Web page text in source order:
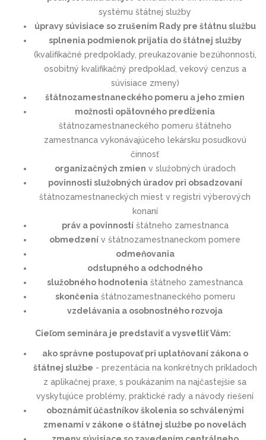
systému štátnej služby
úpravy súvisiace so zrušením Rady pre štátnu službu
splnenia podmienok prijatia do štátnej služby
(kvalifikačné predpoklady, preukazovanie bezúhonnosti,
osobitný kvalifikačný predpoklad, vekový cenzus a
súvisiace zmeny)
štátnozamestnaneckého pomeru a jeho zmien
možnosti opätovného predĺženia
štátnozamestnaneckého pomeru štátneho
zamestnanca vykonávajúceho lekársku posudkovú
činnosť
organizačných zmien v služobných úradoch
povinnosti služobných úradov pri obsadzovaní
štátnozamestnaneckých miest v registri výberových
konaní
práv a povinnostíštátneho zamestnanca
obmedzení v štátnozamestnaneckom pomere
odmeňovania
odstupného a odchodného
služobného hodnotenia štátneho zamestnanca
skončeniaštátnozamestnaneckého pomeru
vzdelávania a osobnostného rozvoja
Cieľom seminára je predstaviť a vysvetliť Vám:
ako správne postupovať pri uplatňovaní zákona o
štátnej službe - prezentácia na konkrétnych príkladoch
z aplikačnej praxe, s poukázaním na najčastejšie sa
vyskytujúce problémy, praktické rady a návody riešení
oboznámiť účastníkov školenia so schválenými
zmenami v zákone o štátnej službe po novelách